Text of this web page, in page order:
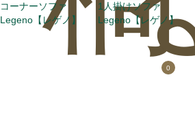
0
コーナーソファ
Legeno【レゲノ】
1人掛けソファ
Legeno【レゲノ】